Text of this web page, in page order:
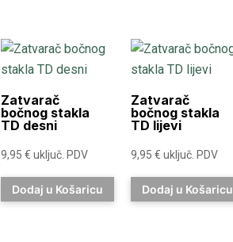
Zatvarač
bočnog stakla
TD desni
9,95 € uključ. PDV
Dodaj u Košaricu
Zatvarač
bočnog stakla
TD lijevi
9,95€ uključ. PDV
Dodaj u Košaricu